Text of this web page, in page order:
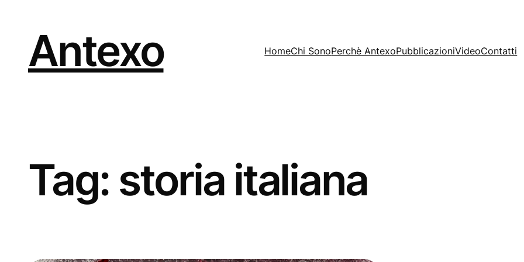
Antexo HomeChi SonoPerchè AntexoPubblicazioniVideoContatti
Tag: storia italiana